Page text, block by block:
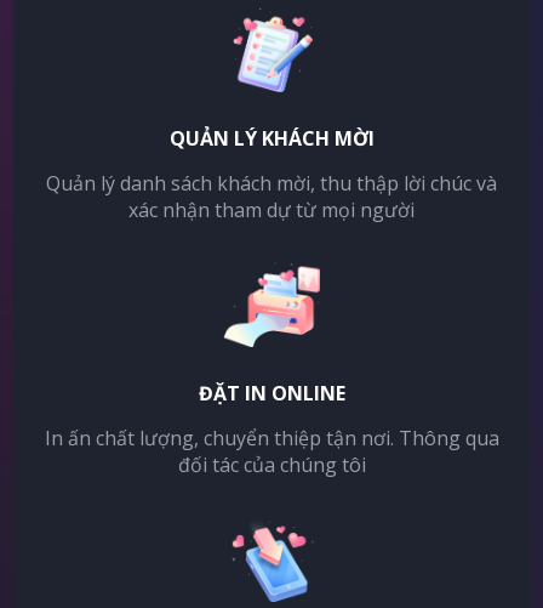
QUẢN LÝ KHÁCH MỜI
Quản lý danh sách khách mời, thu thập lời chúc và
xác nhận tham dự từ mọi người
ĐẶT IN ONLINE
In ấn chất lượng, chuyển thiệp tận nơi. Thông qua
đối tác của chúng tôi